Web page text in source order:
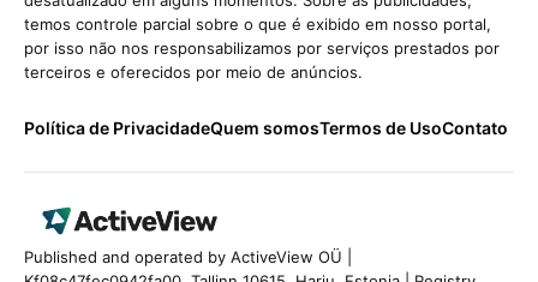
temos controle parcial sobre o que é exibido em nosso portal,
por isso não nos responsabilizamos por serviços prestados por
terceiros e oferecidos por meio de anúncios.
Política de PrivacidadeQuem somosTermos de UsoContato
Published and operated by ActiveView OÜ |